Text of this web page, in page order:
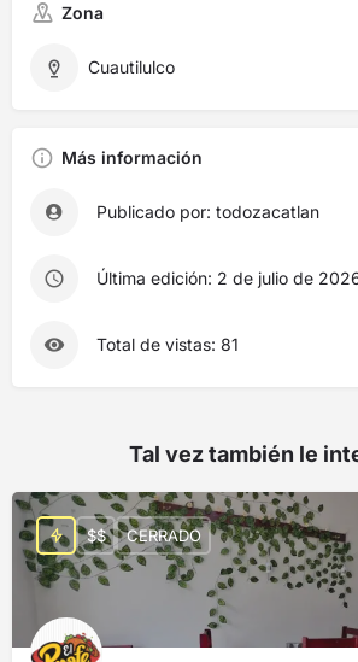
Zona
Cuautilulco
Más información
Publicado por: todozacatlan
Última edición: 2 de julio de
Total de vistas: 81
Tal vez también le
$$ CERRADO